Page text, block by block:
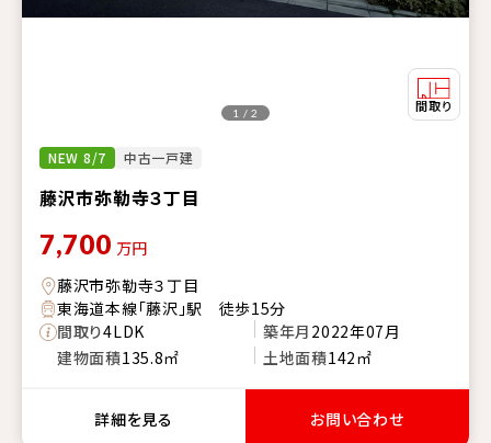
NEW 8/7 中古一戸建
藤沢市弥勒寺３丁目
1 / 2
7,700 万円
藤沢市弥勒寺３丁目
東海道本線「藤沢」駅 徒歩15分
間取り4LDK 築年月 2022年07月
建物面積135.8㎡ 土地面積142㎡
詳細を見る お問い合わせ